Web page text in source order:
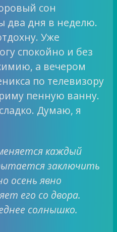
сон
два дня в неделю.
Уже
спокойно и без
а вечером
по телевизору
пенную ванну.
Думаю, я
каждый
заключить
осень явно
его со двора.
солнышко.